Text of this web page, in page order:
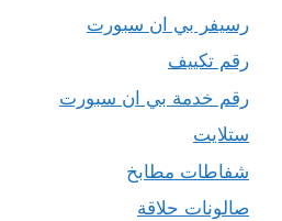
رسيفر بي ان سبورت
رقم تكييف
رقم خدمة بي ان سبورت
ستلايت
شفاطات مطابخ
صالونات حلاقة